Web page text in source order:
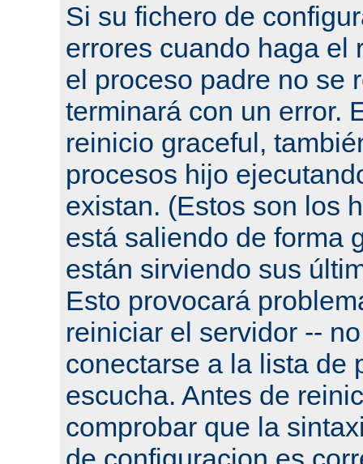
Si su fichero de
errores cuando haga el
el proceso padre no se
terminará con un error.
reinicio graceful,
procesos hijo
existan. (Estos son los
está saliendo de forma
están sirviendo sus
Esto provocará
reiniciar el servidor --
conectarse a la lista de
escucha. Antes de
comprobar que la